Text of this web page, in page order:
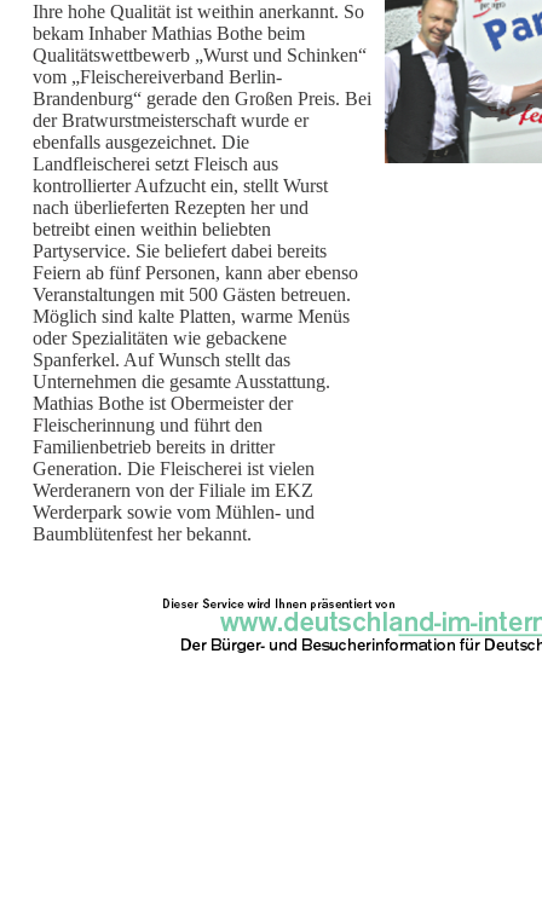
Ihre hohe Qualität ist weithin anerkannt. So
bekam Inhaber Mathias Bothe beim
Qualitätswettbewerb „Wurst und Schinken“
vom „Fleischereiverband Berlin-
Brandenburg“ gerade den Großen Preis. Bei
der Bratwurstmeisterschaft wurde er
ebenfalls ausgezeichnet. Die
Landfleischerei setzt Fleisch aus
kontrollierter Aufzucht ein, stellt Wurst
nach überlieferten Rezepten her und
betreibt einen weithin beliebten
Partyservice. Sie beliefert dabei bereits
Feiern ab fünf Personen, kann aber ebenso
Veranstaltungen mit 500 Gästen betreuen.
Möglich sind kalte Platten, warme Menüs
oder Spezialitäten wie gebackene
Spanferkel. Auf Wunsch stellt das
Unternehmen die gesamte Ausstattung.
Mathias Bothe ist Obermeister der
Fleischerinnung und führt den
Familienbetrieb bereits in dritter
Generation. Die Fleischerei ist vielen
Werderanern von der Filiale im EKZ
Werderpark sowie vom Mühlen- und
Baumblütenfest her bekannt.